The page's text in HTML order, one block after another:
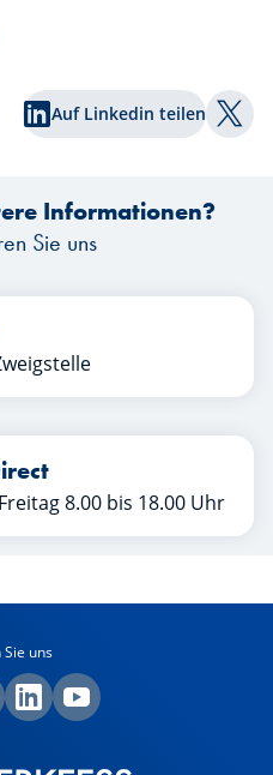
Auf Linkedin teilen Auf
Informationen?
Sie uns
8.00 bis 18.00 Uhr
Sie uns